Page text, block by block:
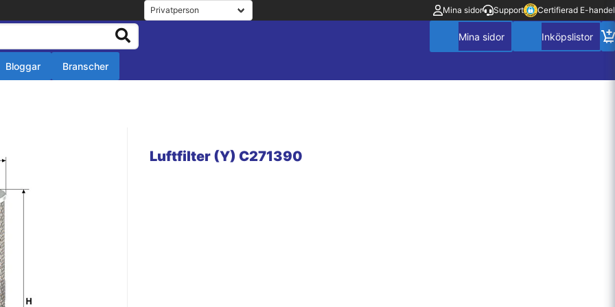
Mina sidor Support Certifierad E-handel
Bloggar Branscher
Luftfilter (Y) C271390